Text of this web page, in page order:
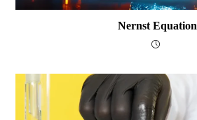
Nernst Equation